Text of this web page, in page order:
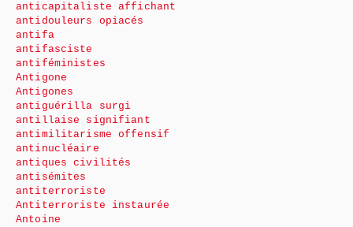
anticapitaliste affichant
antidouleurs opiacés
antifa
antifasciste
antiféministes
Antigone
Antigones
antiguérilla surgi
antillaise signifiant
antimilitarisme offensif
antinucléaire
antiques civilités
antisémites
antiterroriste
Antiterroriste instaurée
Antoine